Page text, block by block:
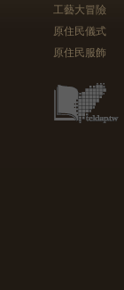
工藝大冒險
原住民儀式
原住民服飾